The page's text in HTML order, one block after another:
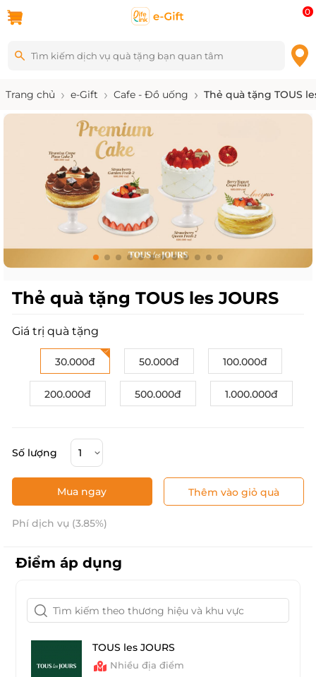
0
Trang chủ e-Gift Cafe - Đồ uống Thẻ quà tặng TOUS
Thẻ quà tặng TOUS les JOURS
Giá trị quà tặng
30.000đ 50.000đ 100.000đ
200.000đ 500.000đ 1.000.000đ
Số lượng
Mua ngay Thêm vào giỏ quà
Phí dịch vụ (3.85%)
Điểm áp dụng
TOUS les JOURS
Nhiều địa điểm